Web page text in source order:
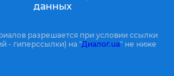
данных
разрешается при условии ссылки
- гиперссылки) на "Диалог.ua" не ниже